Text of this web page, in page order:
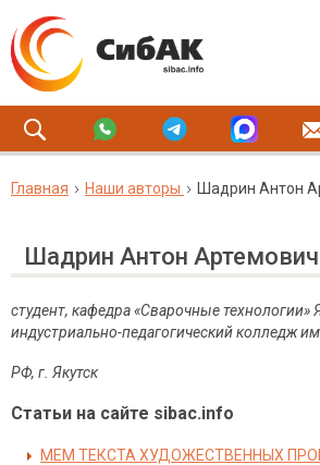
Главная Наши авторы Шадрин Антон
Шадрин Антон Артемович
студент, кафедра «Сварочные технологии»
индустриально-педагогический колледж
РФ, г. Якутск
Статьи на сайте sibac.info
МЕМ ТЕКСТА ХУДОЖЕСТВЕННЫХ